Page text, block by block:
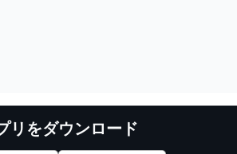
リをダウンロード